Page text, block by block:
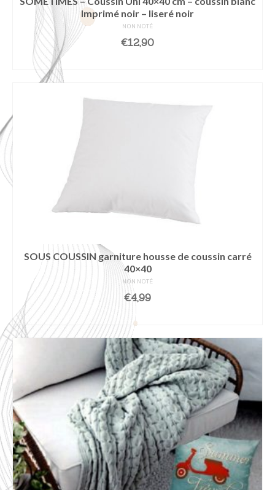
Imprimé noir – liseré noir
NON NOTÉ
€12,90
SOUS COUSSIN garniture housse de coussin carré
40×40
NON NOTÉ
€4,99
AJOUTER AU PANIER